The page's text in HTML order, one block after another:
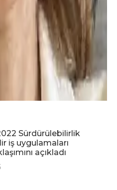
Sürdürülebilirlik
iş uygulamaları
açıkladı